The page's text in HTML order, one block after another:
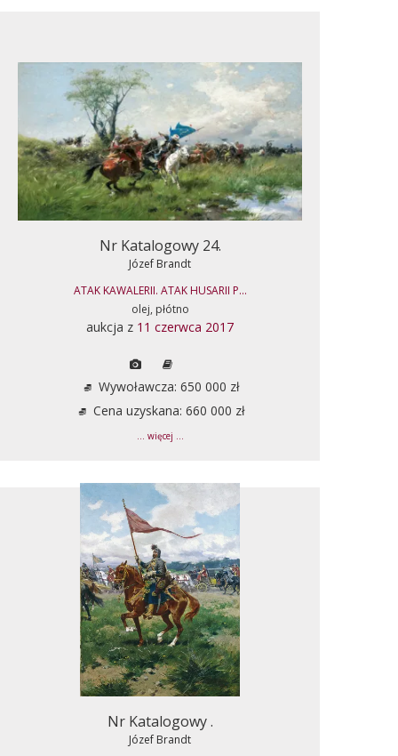
Nr Katalogowy 24.
Józef Brandt
ATAK KAWALERII. ATAK HUSARII P...
olej, płótno
aukcja z 11 czerwca 2017
Wywoławcza: 650 000 zł
Cena uzyskana: 660 000 zł
... więcej ...
Nr Katalogowy .
Józef Brandt